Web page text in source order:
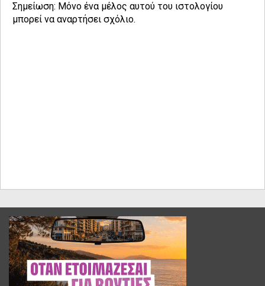
Σημείωση: Μόνο ένα μέλος αυτού του ιστολογίου
μπορεί να αναρτήσει σχόλιο.